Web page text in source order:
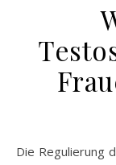
Die Regulierung des Testosteronspiegels ist ein wichtiges